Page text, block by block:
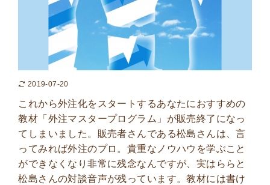
2019-07-20
これから外注化をスタートするあなたにおすすめの
教材「外注マスタープログラム」が販売終了になっ
てしまいました。販売者さんである松島さんは、言
ってみれば外注のプロ。貴重なノウハウを学ぶこと
ができなくなり非常に残念なんですが、実はららと
松島さんの対談音声が残っています。教材には書け